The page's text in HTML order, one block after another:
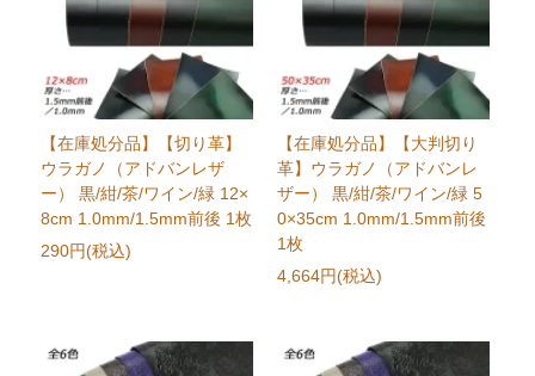
【在庫処分品】【切り革】
ウラガノ（アドバンレザ
ー） 黒/紺/茶/ワイン/緑 12×
8cm 1.0mm/1.5mm前後 1枚
290円(税込)
【在庫処分品】【大判切り
革】ウラガノ（アドバンレ
ザー） 黒/紺/茶/ワイン/緑 5
0×35cm 1.0mm/1.5mm前後
1枚
4,664円(税込)